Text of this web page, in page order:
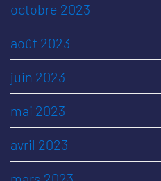
octobre 2023
août 2023
juin 2023
mai 2023
avril 2023